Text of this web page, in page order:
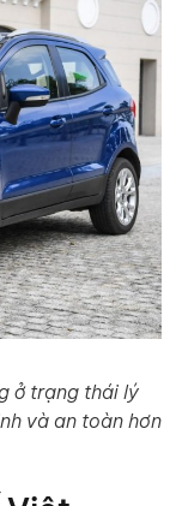
ở trạng thái lý
và an toàn hơn